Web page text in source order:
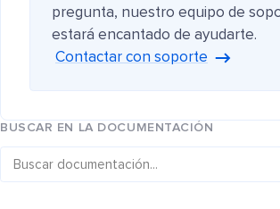
pregunta, nuestro equipo de
estará encantado de ayudarte.
Contactar con soporte
BUSCAR EN LA DOCUMENTACIÓN